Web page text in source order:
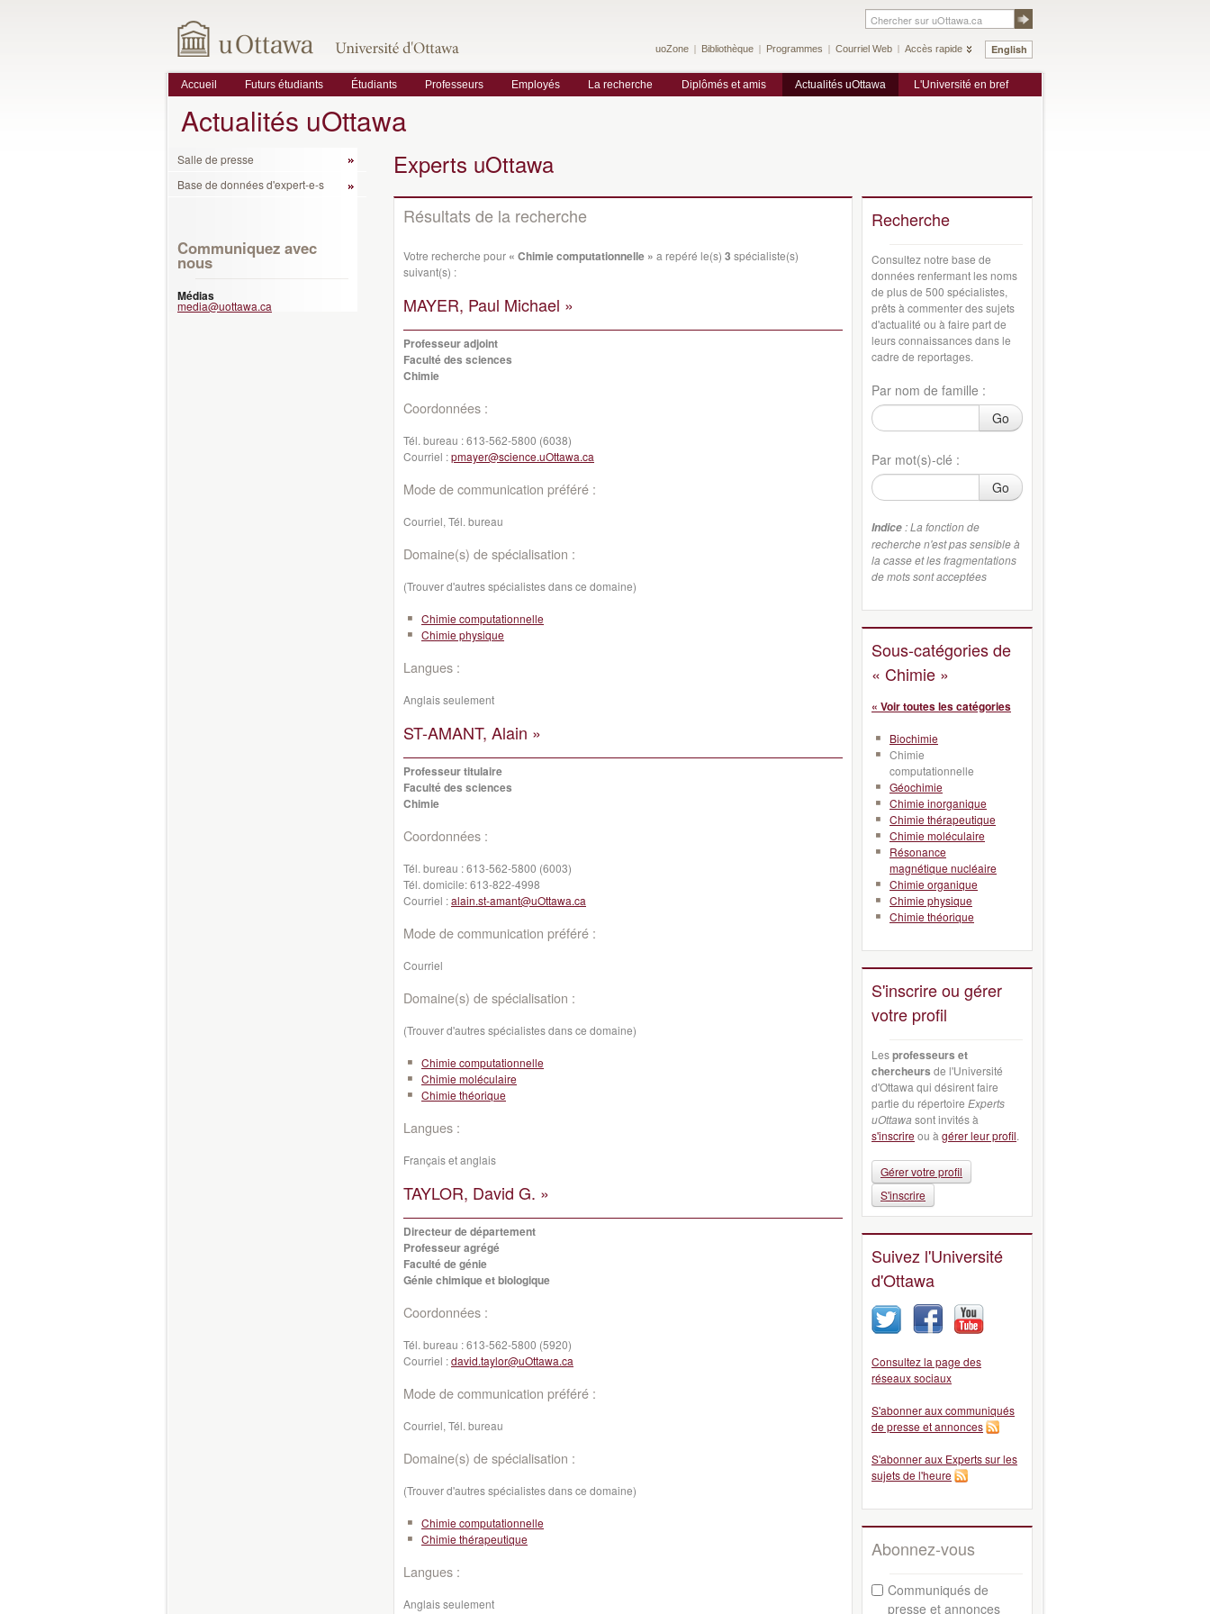
English
uoZone Bibliothèque Programmes Courriel Web Accès rapide
Accueil Futurs étudiants Étudiants Professeurs Employés La recherche Diplômés et amis Actualités uOttawa L'Université en bref
Actualités uOttawa
Salle de presse
Base de données d'expert-e-s
Communiquez avec
nous
Médias
media@uottawa.ca
Experts uOttawa
Résultats de la recherche
Votre recherche pour « Chimie computationnelle » a repéré le(s) 3 spécialiste(s)
suivant(s) :
MAYER, Paul Michael »
Professeur adjoint
Faculté des sciences
Chimie
Coordonnées :
Tél. bureau :613-562-5800 (6038)
Courriel :pmayer@science.uOttawa.ca
Mode de communication préféré :
Courriel, Tél. bureau
Domaine(s) de spécialisation :
(Trouver d'autres spécialistes dans ce domaine)
Chimie computationnelle
Chimie physique
Langues :
Anglais seulement
ST-AMANT, Alain »
Professeur titulaire
Faculté des sciences
Chimie
Coordonnées :
Tél. bureau :613-562-5800 (6003)
Tél. domicile:613-822-4998
Courriel :alain.st-amant@uOttawa.ca
Mode de communication préféré :
Courriel
Domaine(s) de spécialisation :
(Trouver d'autres spécialistes dans ce domaine)
Chimie computationnelle
Chimie moléculaire
Chimie théorique
Langues :
Français et anglais
TAYLOR, David G. »
Directeur de département
Professeur agrégé
Faculté de génie
Génie chimique et biologique
Coordonnées :
Tél. bureau :613-562-5800 (5920)
Courriel :david.taylor@uOttawa.ca
Mode de communication préféré :
Courriel, Tél. bureau
Domaine(s) de spécialisation :
(Trouver d'autres spécialistes dans ce domaine)
Chimie computationnelle
Chimie thérapeutique
Langues :
Anglais seulement
Recherche
Consultez notre base de
données renfermant les noms
de plus de 500 spécialistes,
prêts à commenter des sujets
d'actualité ou à faire part de
leurs connaissances dans le
cadre de reportages.
Par nom de famille :
Go
Par mot(s)-clé :
Go
Indice : La fonction de
recherche n'est pas sensible à
la casse et les fragmentations
de mots sont acceptées
Sous-catégories de
« Chimie »
« Voir toutes les catégories
Biochimie
Chimie
computationnelle
Géochimie
Chimie inorganique
Chimie thérapeutique
Chimie moléculaire
Résonance
magnétique nucléaire
Chimie organique
Chimie physique
Chimie théorique
S'inscrire ou gérer
votre profil
Lesprofesseurs et
chercheurs de l'Université
d'Ottawa qui désirent faire
partie du répertoire Experts
uOttawa sont invités à
s'inscrireou à gérer leur profil.
Gérer votre profil
S'inscrire
Suivez l'Université
d'Ottawa
Consultez la page des
réseaux sociaux
S'abonner aux communiqués
de presse et annonces
S'abonner aux Experts sur les
sujets de l'heure
Abonnez-vous
Communiqués de
presse et annonces